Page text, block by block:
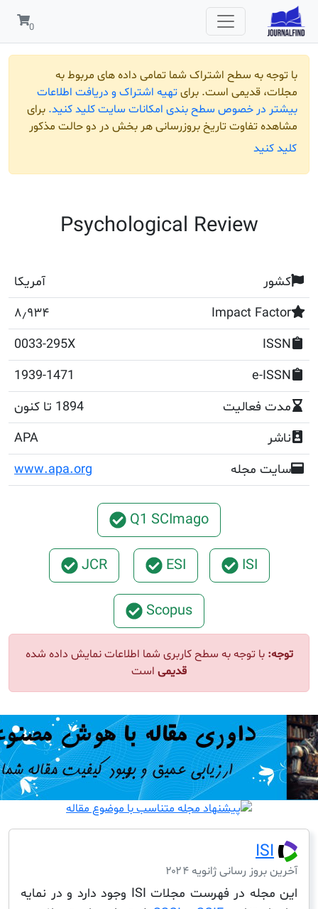
به سطح اشتراک شما تمامی داده های مربوط به
قدیمی است. برای تهیه اشتراک و دریافت اطلاعات
خصوص سطح بندی امکانات سایت کلید کنید.برای
تاریخ بروزرسانی هر بخش در دو حالت مذکور
Psychological Review
Impact
0033-295X
1939-1471
www.apa.org
مجله
Q1 SCImago
ESI
JCR
توجه به سطح کاربری شما اطلاعات نمایش داده شده
است
رسانی ژانویه ۲۰۲۴
این مجله در فهرست مجلات ISI وجود دارد و در نمایه